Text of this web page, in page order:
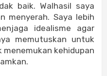
baik. Walhasil saya
menyerah. Saya lebih
idealisme agar
memutuskan untuk
menemukan kehidupan